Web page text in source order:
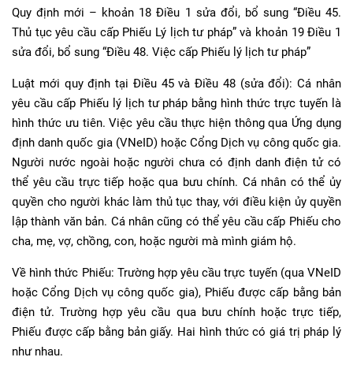
Quy định mới – khoản 18 Điều 1 sửa đổi, bổ sung “Điều 45.
Thủ tục yêu cầu cấp Phiếu Lý lịch tư pháp” và khoản 19 Điều 1
sửa đổi, bổ sung “Điều 48. Việc cấp Phiếu lý lịch tư pháp”
Luật mới quy định tại Điều 45 và Điều 48 (sửa đổi): Cá nhân
yêu cầu cấp Phiếu lý lịch tư pháp bằng hình thức trực tuyến là
hình thức ưu tiên. Việc yêu cầu thực hiện thông qua Ứng dụng
định danh quốc gia (VNeID) hoặc Cổng Dịch vụ công quốc gia.
Người nước ngoài hoặc người chưa có định danh điện tử có
thể yêu cầu trực tiếp hoặc qua bưu chính. Cá nhân có thể ủy
quyền cho người khác làm thủ tục thay, với điều kiện ủy quyền
lập thành văn bản. Cá nhân cũng có thể yêu cầu cấp Phiếu cho
cha, mẹ, vợ, chồng, con, hoặc người mà mình giám hộ.
Về hình thức Phiếu: Trường hợp yêu cầu trực tuyến (qua VNeID
hoặc Cổng Dịch vụ công quốc gia), Phiếu được cấp bằng bản
điện tử. Trường hợp yêu cầu qua bưu chính hoặc trực tiếp,
Phiếu được cấp bằng bản giấy. Hai hình thức có giá trị pháp lý
như nhau.